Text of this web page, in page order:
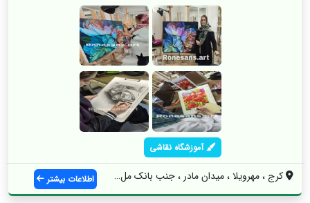
آموزشگاه نقاشی
کرج ، مهرویلا ، میدان مادر ، جنب بانک مل... اطلاعات بیشتر